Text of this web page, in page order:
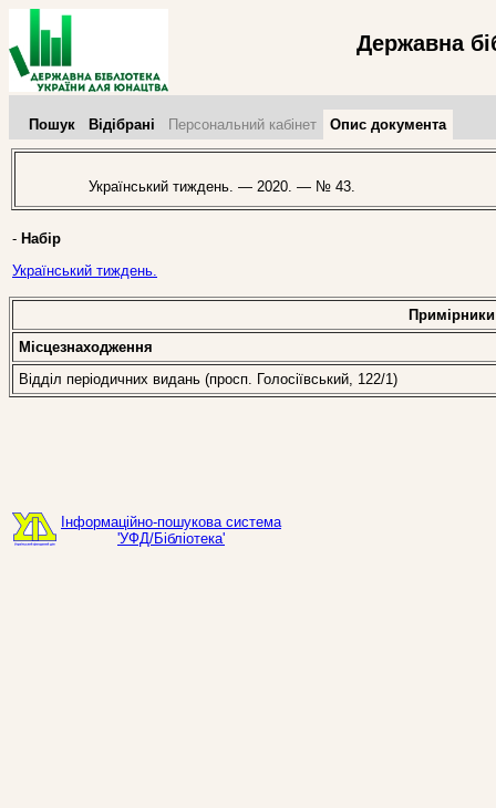
Державна
Пошук Відібрані Персональний кабінет Опис документа
Український тиждень. — 2020. — № 43.
- Набір
Український тиждень.
Примірники
Місцезнаходження
Відділ періодичних видань (просп. Голосіївський, 122/1)
Інформаційно-пошукова система
'УФД/Бібліотека'